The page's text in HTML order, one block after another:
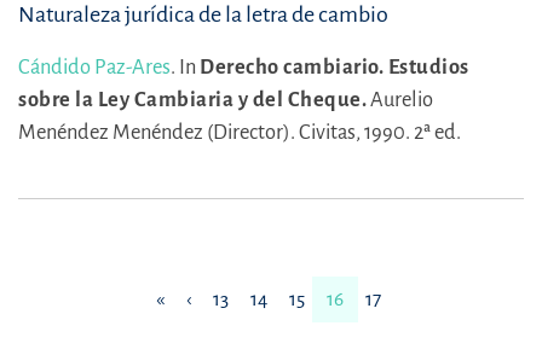
Naturaleza jurídica de la letra de cambio
Cándido Paz-Ares. In Derecho cambiario. Estudios
sobre la Ley Cambiaria y del Cheque.Aurelio
Menéndez Menéndez (Director). Civitas, 1990. 2ª ed.
« ‹ 13 14 15 16 17